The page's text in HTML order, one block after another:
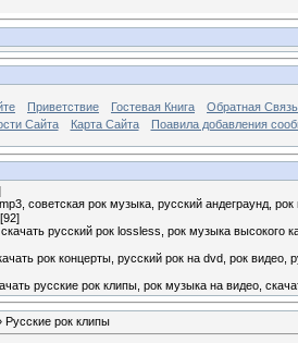
Приветствие Гостевая Книга
Обратная Связь
Сайта Карта Сайта Поавила добавления
советская рок музыка, русский андеграунд,
[92]
русский рок lossless, рок музыка высокого
рок концерты, русский рок на dvd, рок видео,
русские рок клипы, рок музыка на видео,
Русские рок клипы